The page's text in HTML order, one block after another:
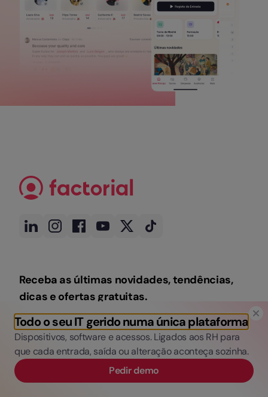
Todo o seu IT gerido numa única plataforma
Dispositivos, software e acessos. Ligados aos RH para
que cada entrada, saída ou alteração aconteça sozinha.
Pedir demo
Receba as últimas novidades, tendências,
dicas e ofertas gratuitas.
Inscreva-se
Ao subscrever, concorda em receber newsletters e emails de
marketing da EVERYDAY SOFTWARE, S.L. (Factorial). Consulte a nossa